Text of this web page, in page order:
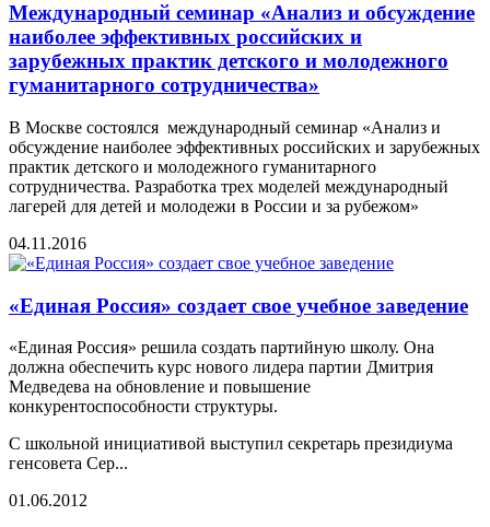
Международный семинар «Анализ и обсуждение
наиболее эффективных российских и
зарубежных практик детского и молодежного
гуманитарного сотрудничества»
В Москве состоялся международный семинар «Анализ и
обсуждение наиболее эффективных российских и зарубежных
практик детского и молодежного гуманитарного
сотрудничества. Разработка трех моделей международный
лагерей для детей и молодежи в России и за рубежом»
04.11.2016
«Единая Россия» создает свое учебное заведение
«Единая Россия» решила создать партийную школу. Она
должна обеспечить курс нового лидера партии Дмитрия
Медведева на обновление и повышение
конкурентоспособности структуры.
С школьной инициативой выступил секретарь президиума
генсовета Сер...
01.06.2012